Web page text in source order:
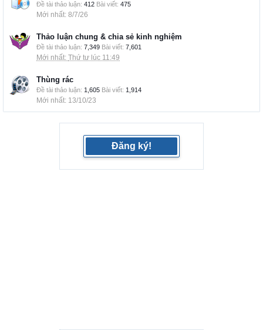
Đề tài thảo luận: 412 Bài viết: 475
8/7/26
Thảo luận chung & chia sẻ kinh nghiệm
Đề tài thảo luận: 7,349 Bài viết: 7,601
Thứ tư lúc 11:49
Thùng rác
Đề tài thảo luận: 1,605 Bài viết: 1,914
13/10/23
Đăng ký!